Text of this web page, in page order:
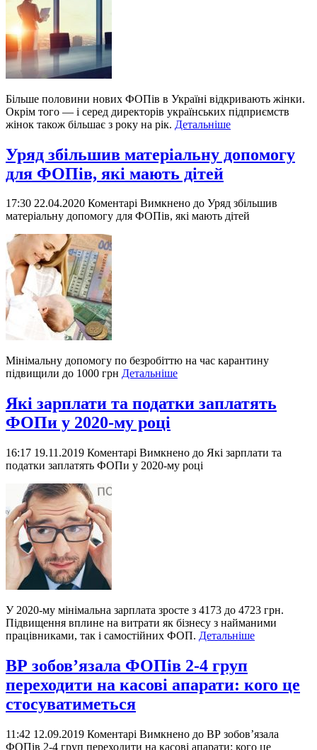
Більше половини нових ФОПів в Україні відкривають жінки.
Окрім того — і серед директорів українських підприємств
жінок також більшає з року на рік. Детальніше
Уряд збільшив матеріальну допомогу
для ФОПів, які мають дітей
17:30 22.04.2020 Коментарі Вимкнено до Уряд збільшив
матеріальну допомогу для ФОПів, які мають дітей
Мінімальну допомогу по безробіттю на час карантину
підвищили до 1000 грн Детальніше
Які зарплати та податки заплатять
ФОПи у 2020-му році
16:17 19.11.2019 Коментарі Вимкнено до Які зарплати та
податки заплатять ФОПи у 2020-му році
У 2020-му мінімальна зарплата зросте з 4173 до 4723 грн.
Підвищення вплине на витрати як бізнесу з найманими
працівниками, так і самостійних ФОП. Детальніше
ВР зобов’язала ФОПів 2-4 груп
переходити на касові апарати: кого це
стосуватиметься
11:42 12.09.2019 Коментарі Вимкнено до ВР зобов’язала
ФОПів 2-4 груп переходити на касові апарати: кого це